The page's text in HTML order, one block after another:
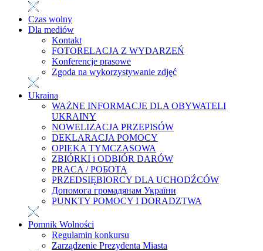
Czas wolny
Dla mediów
Kontakt
FOTORELACJA Z WYDARZEŃ
Konferencje prasowe
Zgoda na wykorzystywanie zdjęć
Ukraina
WAŻNE INFORMACJE DLA OBYWATELI
UKRAINY
NOWELIZACJA PRZEPISÓW
DEKLARACJA POMOCY
OPIEKA TYMCZASOWA
ZBIÓRKI i ODBIÓR DARÓW
PRACA / РОБОТА
PRZEDSIĘBIORCY DLA UCHODŹCÓW
Допомога громадянам України
PUNKTY POMOCY I DORADZTWA
Pomnik Wolności
Regulamin konkursu
Zarządzenie Prezydenta Miasta